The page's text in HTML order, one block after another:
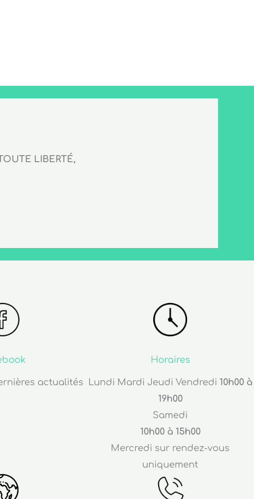
LIBERTÉ,
actualités
Horaires
Lundi Mardi Jeudi Vendredi 10h00 à
19h00
Samedi
10h00 à 15h00
Mercredi sur rendez-vous
uniquement